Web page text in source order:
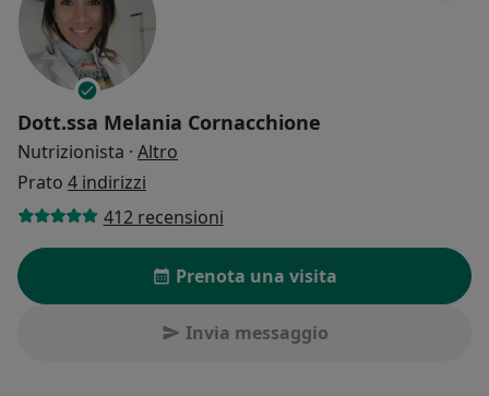
Dott.ssa Melania Cornacchione
Nutrizionista · Altro
Prato 4 indirizzi
412 recensioni
Prenota una visita
Invia messaggio